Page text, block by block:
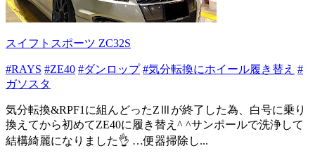
スイフトスポーツ ZC32S
#RAYS #ZE40 #ダンロップ #気分転換にホイール履き替え #
ガソスタ
気分転換&RPF1に組んどったZⅢが終了した為、白号に乗り
換えてから初めてZE40に履き替え^ ^サンポールで洗浄して
結構綺麗になりました👌 …便器掃除し...